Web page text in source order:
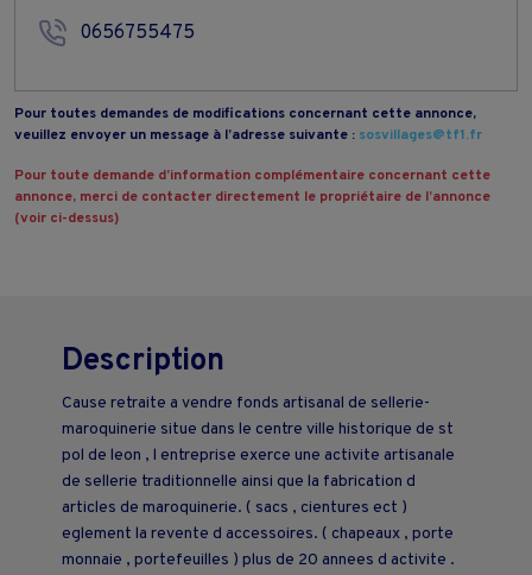
0656755475
Pour toutes demandes de modifications concernant cette annonce,
veuillez envoyer un message à l’adresse suivante : sosvillages@tf1.fr
Pour toute demande d’information complémentaire concernant cette
annonce, merci de contacter directement le propriétaire de l’annonce
(voir ci-dessus)
Description
Cause retraite a vendre fonds artisanal de sellerie-
maroquinerie situe dans le centre ville historique de st
pol de leon , l entreprise exerce une activite artisanale
de sellerie traditionnelle ainsi que la fabrication d
articles de maroquinerie. ( sacs , cientures ect )
eglement la revente d accessoires. ( chapeaux , porte
monnaie , portefeuilles ) plus de 20 annees d activite .